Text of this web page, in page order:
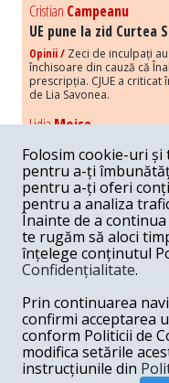
Cristian Campeanu
UE pune la zid Curtea
Opinii / Zeci de inculpați
închisoare din cauză că
prescripția. CJUE a
de Lia Savonea.
LidiaMoise
Costurile economice
Opinii / Economia nu
susținerii intereselor
obsesia menținerii
Melania Cincea
Noi puseuri de
„neaoși”
Periodic, în spațiul
mesaje xenofobe la
anumit grup politico-
ArmandGosu
Unirea cu Moldova:
Folosim cookie-uri
pentru a-ți
pentru a-ți oferi
pentru a analiza
Înainte de a
te rugăm să aloci
înțelege conținutul
Confidențialitate.
Prin continuarea
confirmi acceptarea
conform Politicii de
modifica setările
instrucțiunile din